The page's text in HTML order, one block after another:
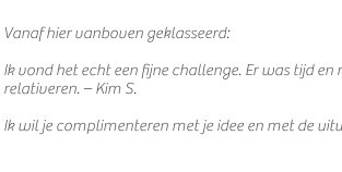
Vanaf hier vanboven geklasseerd:
Ik vond het echt een fijne challenge. Er was tijd
relativeren. – Kim S.
Ik wil je complimenteren met je idee en met de